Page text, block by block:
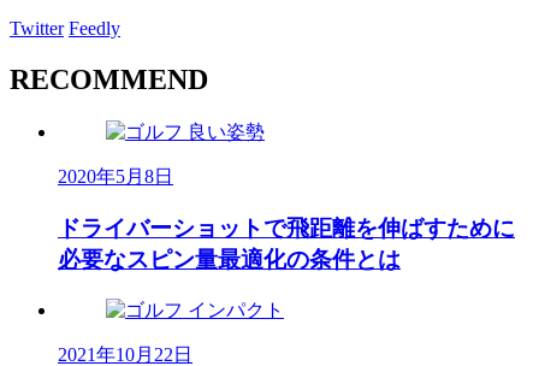
Twitter Feedly
RECOMMEND
2020年5月8日
ドライバーショットで飛距離を伸ばすために
必要なスピン量最適化の条件とは
2021年10月22日